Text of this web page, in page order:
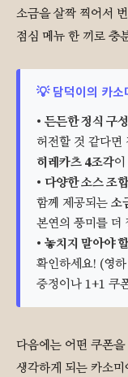
소금을 살짝 찍어서
점심 메뉴 한 끼로 충
💡 담덕이의 카소
• 든든한 정식 구
허전할 것 같다면
히레카츠 4조각
• 다양한 소스 조
함께 제공되는 소
본연의 풍미를 더
• 놓치지 말아야
확인하세요! (영
증정이나 1+1 쿠
다음에는 어떤 쿠폰
생각하게 되는 카소